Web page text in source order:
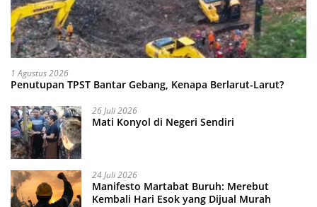
1 Agustus 2026
Penutupan TPST Bantar Gebang, Kenapa Berlarut-Larut?
26 Juli 2026
Mati Konyol di Negeri Sendiri
24 Juli 2026
Manifesto Martabat Buruh: Merebut
Kembali Hari Esok yang Dijual Murah